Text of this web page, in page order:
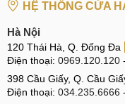
chiếc máy tính bảng
chất liệu và màu sắc.
khung viền và nắp
sử dụng lựa chọn
HỆ THỐNG CỬA
Hà Nội
120 Thái Hà, Q. Đống Đa
Điện thoại: 0969.120.120 -
398 Cầu Giấy, Q. Cầu
Điện thoại: 034.235.6666 -